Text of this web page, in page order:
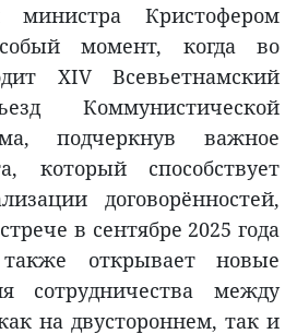
министра Кристофером
момент, когда во
XIV Всевьетнамский
Коммунистической
подчеркнув важное
который способствует
договорённостей,
в сентябре 2025 года
открывает новые
сотрудничества между
на двустороннем, так и